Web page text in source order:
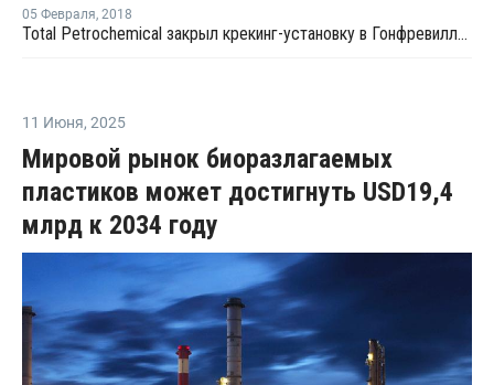
05 Февраля, 2018
Total Petrochemical закрыл крекинг-установку в Гонфревилле из-за поломки
11 Июня, 2025
Мировой рынок биоразлагаемых
пластиков может достигнуть USD19,4
млрд к 2034 году